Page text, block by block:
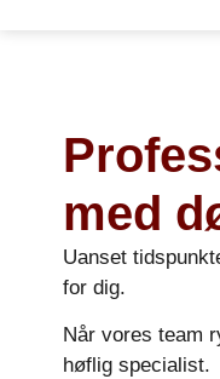
med
Uanset
for dig.
Når vores team
høflig specialist.